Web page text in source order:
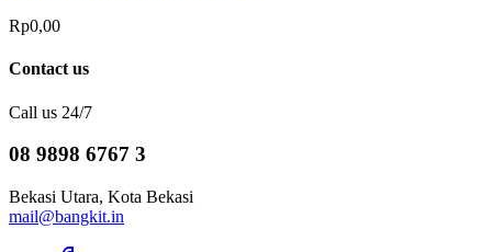
Rp0,00
Contact us
Call us 24/7
08 9898 6767 3
Bekasi Utara, Kota Bekasi
mail@bangkit.in